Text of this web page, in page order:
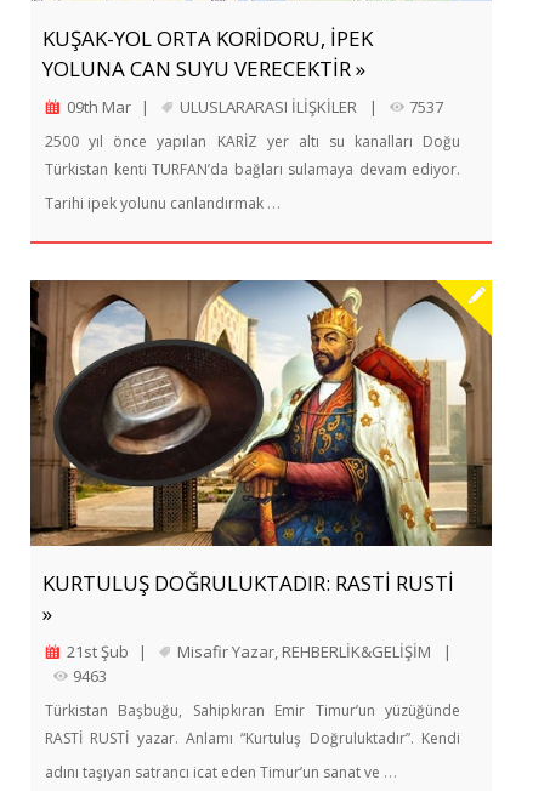
KUŞAK-YOL ORTA KORİDORU, İPEK
YOLUNA CAN SUYU VERECEKTİR »
09th Mar | ULUSLARARASI İLİŞKİLER | 7537
2500 yıl önce yapılan KARİZ yer altı su kanalları Doğu
Türkistan kenti TURFAN’da bağları sulamaya devam ediyor.
Tarihi ipek yolunu canlandırmak …
KURTULUŞ DOĞRULUKTADIR: RASTİ RUSTİ
»
21st Şub | Misafir Yazar REHBERLİK&GELİŞİM
|
9463
Türkistan Başbuğu, Sahipkıran Emir Timur’un yüzüğünde
RASTİ RUSTİ yazar. Anlamı “Kurtuluş Doğruluktadır”. Kendi
adını taşıyan satrancı icat eden Timur’un sanat ve …